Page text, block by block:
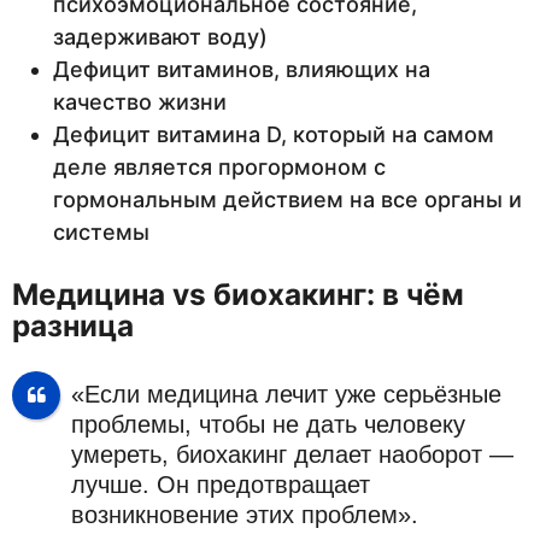
задерживают воду)
Дефицит витаминов, влияющих на
качество жизни
Дефицит витамина D, который на самом
деле является прогормоном с
гормональным действием на все органы и
системы
Медицина vs биохакинг: в чём
разница
«Если медицина лечит уже серьёзные
проблемы, чтобы не дать человеку
умереть, биохакинг делает наоборот —
лучше. Он предотвращает
возникновение этих проблем».